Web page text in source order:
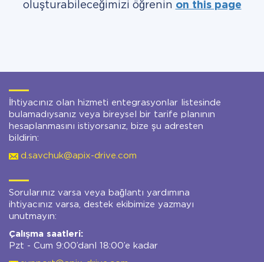
oluşturabileceğimizi öğrenin on this page
İhtiyacınız olan hizmeti entegrasyonlar listesinde
bulamadıysanız veya bireysel bir tarife planının
hesaplanmasını istiyorsanız, bize şu adresten
bildirin:
d.savchuk@apix-drive.com
Sorularınız varsa veya bağlantı yardımına
ihtiyacınız varsa, destek ekibimize yazmayı
unutmayın:
Çalışma saatleri:
Pzt - Cum 9:00’danl 18:00’e kadar